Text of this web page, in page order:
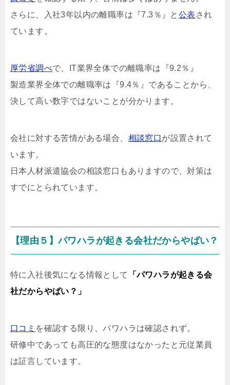
さらに、入社3年以内の離職率は『7.3％』と 公表 され
ています。
厚労省調べで、IT業界全体での離職率は『9.2％』
製造業界全体での離職率は『9.4％』であることから、
決して高い数字ではないことが分かります。
会社に対する苦情がある場合、 相談窓口が設置されて
います。
日本人材派遣協会の相談窓口もありますので、対策は
すでにとられています。
【理由５】パワハラが起きる会社だからやばい？
特に入社後気になる情報として
「パワハラが起きる会
社だからやばい？」
口コミ を確認する限り、パワハラは確認されず。
研修中であっても高圧的な態度はなかったと元従業員
は証言しています。